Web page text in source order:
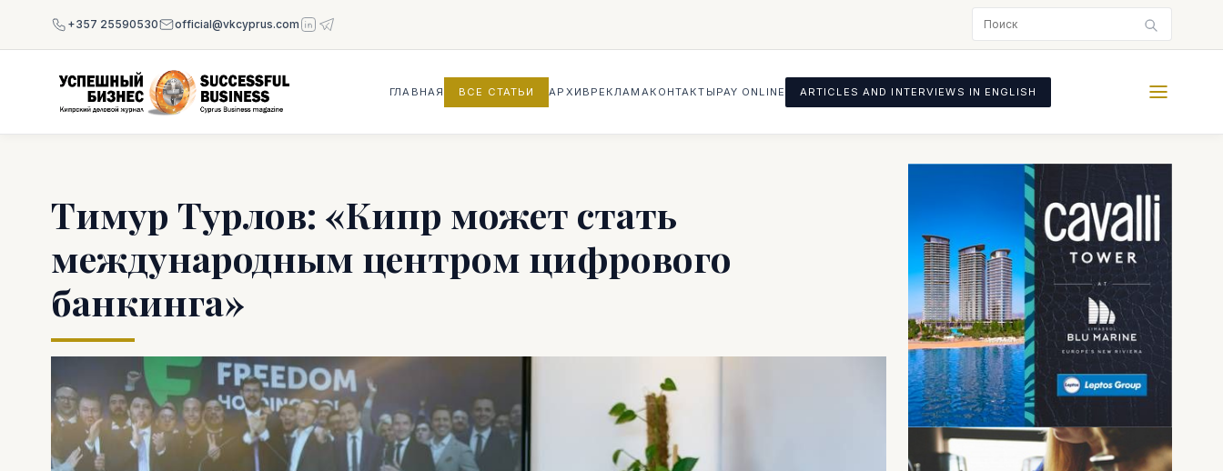
+357 25590530 official@vkcyprus.com
ГЛАВНАЯ ВСЕ СТАТЬИ АРХИВ РЕКЛАМА КОНТАКТЫ PAY ONLINE ARTICLES AND INTERVIEWS IN ENGLISH
Тимур Турлов: «Кипр может стать
международным центром цифрового
банкинга»